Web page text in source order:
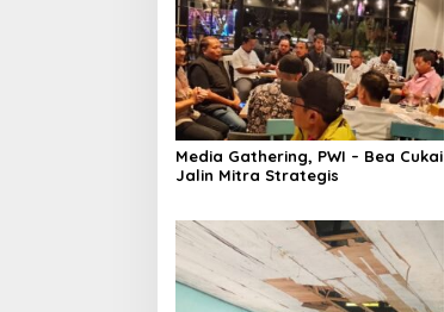
Media Gathering, PWI – Bea Cukai
Jalin Mitra Strategis